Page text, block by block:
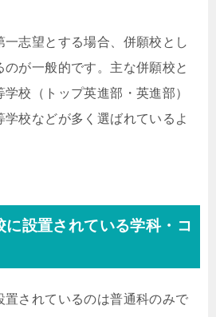
志望とする場合、併願校とし
が一般的です。主な併願校と
校（トップ英進部・英進部）
校などが多く選ばれているよ
設置されている学科・コ
置されているのは普通科のみで